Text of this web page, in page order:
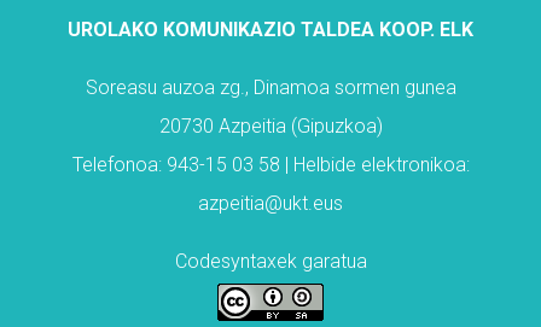
UROLAKO KOMUNIKAZIO TALDEA KOOP. ELK
Soreasu auzoa zg., Dinamoa sormen gunea
20730 Azpeitia (Gipuzkoa)
Telefonoa: 943-15 03 58 | Helbide elektronikoa:
azpeitia@ukt.eus
Codesyntaxek garatua